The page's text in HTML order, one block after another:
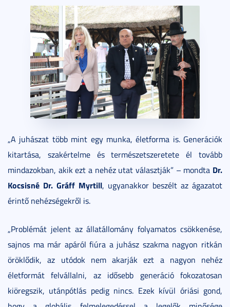
„A juhászat több mint egy munka, életforma is. Generációk
kitartása, szakértelme és természetszeretete él tovább
mindazokban, akik ezt a nehéz utat választják” – mondta Dr.
Kocsisné Dr. Gráff Myrtill, ugyanakkor beszélt az ágazatot
érintő nehézségekről is.
„Problémát jelent az állatállomány folyamatos csökkenése,
sajnos ma már apáról fiúra a juhász szakma nagyon ritkán
öröklődik, az utódok nem akarják ezt a nagyon nehéz
életformát felvállalni, az idősebb generáció fokozatosan
kiöregszik, utánpótlás pedig nincs. Ezek kívül óriási gond,